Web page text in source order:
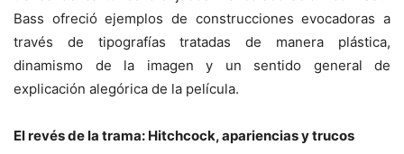
Bass ofreció ejemplos de construcciones evocadoras a
través de tipografías tratadas de manera plástica,
dinamismo de la imagen y un sentido general de
explicación alegórica de la película.
El revés de la trama: Hitchcock, apariencias y trucos